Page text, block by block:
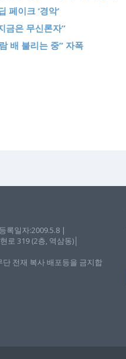
페이크 ‘경악’
금은 무신론자”
배 불리는 중” 자폭
록일자:2009.5.8 |
319 (2층, 역삼동)│
전재 복사 배포등을 금지합